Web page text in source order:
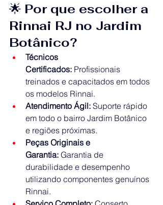
🌟 Por que escolher a
Rinnai RJ no Jardim
Botânico?
Técnicos
Certificados: Profissionais
treinados e capacitados em todos
os modelos Rinnai.
Atendimento Ágil: Suporte rápido
em todo o bairro Jardim Botânico
e regiões próximas.
Peças Originais e
Garantia: Garantia de
durabilidade e desempenho
utilizando componentes genuínos
Rinnai.